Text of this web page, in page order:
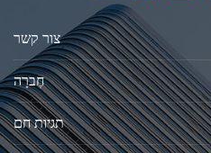
ושות 'בע"מהיה
צור קשר
חֶברָה
תגיות חם